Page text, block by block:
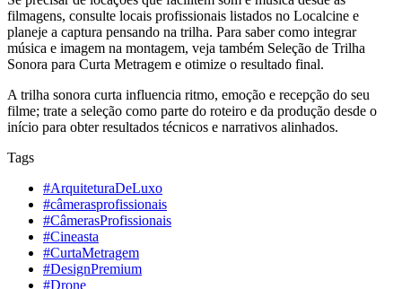
filmagens, consulte locais profissionais listados no Localcine e
planeje a captura pensando na trilha. Para saber como integrar
música e imagem na montagem, veja também Seleção de Trilha
Sonora para Curta Metragem e otimize o resultado final.
A trilha sonora curta influencia ritmo, emoção e recepção do seu
filme; trate a seleção como parte do roteiro e da produção desde o
início para obter resultados técnicos e narrativos alinhados.
Tags
#ArquiteturaDeLuxo
#câmerasprofissionais
#CâmerasProfissionais
#Cineasta
#CurtaMetragem
#DesignPremium
#Drone